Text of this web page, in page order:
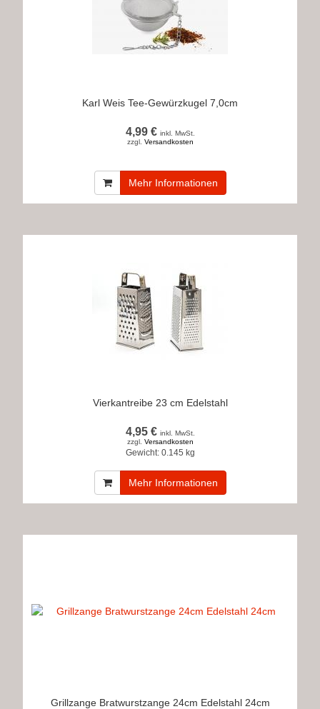
Karl Weis Tee-Gewürzkugel 7,0cm
4,99 € inkl. MwSt.
zzgl. Versandkosten
Mehr Informationen
Vierkantreibe 23 cm Edelstahl
4,95 € inkl. MwSt.
zzgl. Versandkosten
Gewicht: 0.145 kg
Mehr Informationen
Grillzange Bratwurstzange 24cm Edelstahl 24cm